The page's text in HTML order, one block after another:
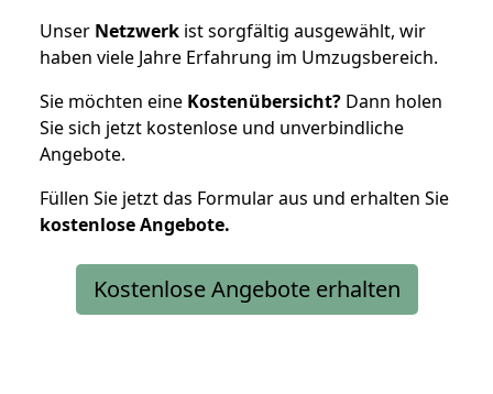
Unser Netzwerk ist sorgfältig ausgewählt, wir
haben viele Jahre Erfahrung im Umzugsbereich.
Sie möchten eine Kostenübersicht? Dann holen
Sie sich jetzt kostenlose und unverbindliche
Angebote.
Füllen Sie jetzt das Formular aus und erhalten Sie
kostenloseAngebote.
Kostenlose Angebote erhalten